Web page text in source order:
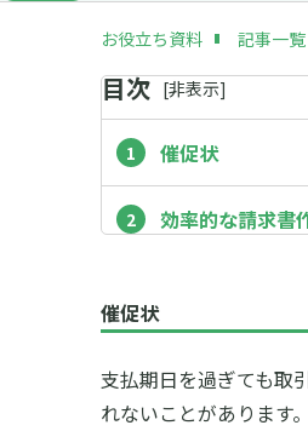
お役立ち資料 記事一覧
目次 [非表示]
催促状
効率的な請求書
催促状
支払期日を過ぎても取
れないことがあります